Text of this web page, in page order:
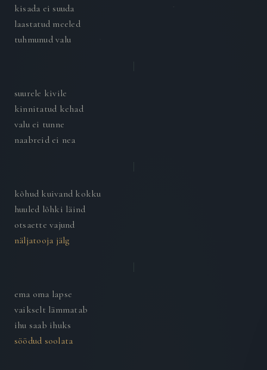
kisada ei suuda
laastatud meeled
tuhmunud valu
suurele kivile
kinnitatud kehad
valu ei tunne
naabreid ei nea
kõhud kuivand kokku
huuled lõhki läind
otsaette vajund
näljatooja jälg
ema oma lapse
vaikselt lämmatab
ihu saab ihuks
söödud soolata